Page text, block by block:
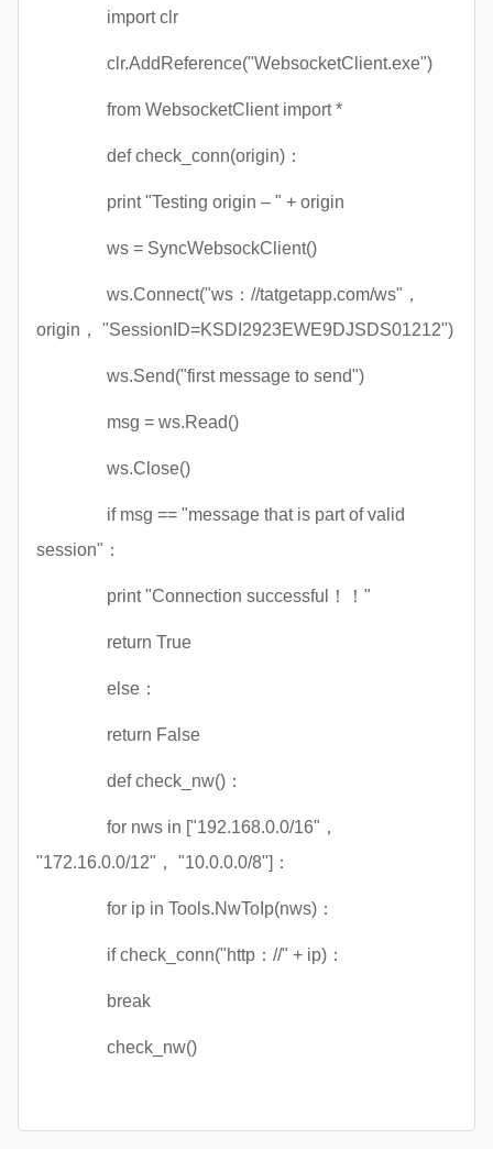
import clr
clr.AddReference("WebsocketClient.exe")
from WebsocketClient import *
def check_conn(origin)：
print "Testing origin – " + origin
ws = SyncWebsockClient()
ws.Connect("ws：//tatgetapp.com/ws"，
origin， "SessionID=KSDI2923EWE9DJSDS01212")
ws.Send("first message to send")
msg = ws.Read()
ws.Close()
if msg == "message that is part of valid
session"：
print "Connection successful！！"
return True
else：
return False
def check_nw()：
for nws in ["192.168.0.0/16"，
"172.16.0.0/12"， "10.0.0.0/8"]：
for ip in Tools.NwToIp(nws)：
if check_conn("http：//" + ip)：
break
check_nw()